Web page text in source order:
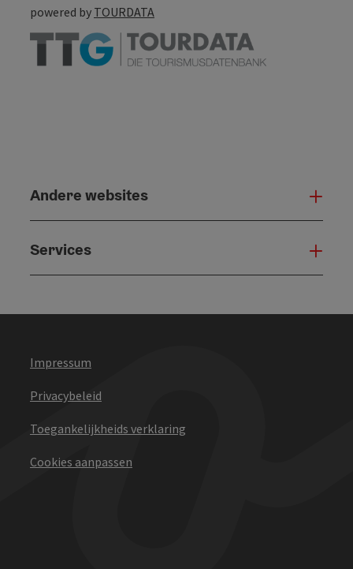
powered by TOURDATA
Andere websites
Services
Impressum
Privacybeleid
Toegankelijkheids verklaring
Cookies aanpassen